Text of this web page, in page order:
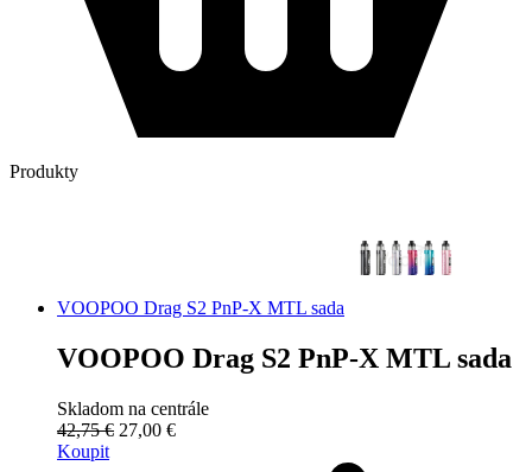
Produkty
VOOPOO Drag S2 PnP-X MTL sada
VOOPOO Drag S2 PnP-X MTL sada
Skladom na centrále
42,75 € 27,00 €
Koupit